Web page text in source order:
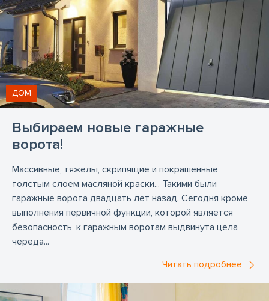
Проектирование стеклянных конструкций
Производство алюминиевых дверей
Производство алюминиевых окон
Производство дверей ПВХ
Производство деревянных дверей
Производство металлических дверей
Производство пластиковых дверей
Производство пластиковых окон
Производство стеклянных конструкций
Противонасекомые сетки
Сетка от мух
Стеклопакеты
Талси
Выбираем новые гаражные
ворота!
ДОМ
Массивные, тяжелы, скрипящие и покрашенные
толстым слоем масляной краски... Такими были
гаражные ворота двадцать лет назад. Сегодня кроме
выполнения первичной функции, которой является
безопасность, к гаражным воротам выдвинута цела
череда...
Читать подробнее